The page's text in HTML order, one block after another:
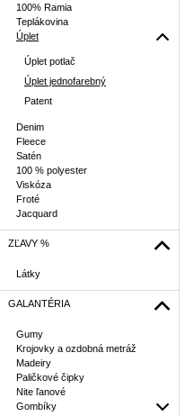
100% Ramia
Teplákovina
Úplet
Úplet potlač
Úplet jednofarebný
Patent
Denim
Fleece
Satén
100 % polyester
Viskóza
Froté
Jacquard
ZĽAVY %
Látky
GALANTÉRIA
Gumy
Krojovky a ozdobná metráž
Madeiry
Paličkové čipky
Nite ľanové
Gombíky